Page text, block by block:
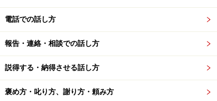
ためのポイントをご紹介します。
※記事内容は執筆時点のものです。最新の内容をご確認くださ
い。
1/2
電話での話し方
報告・連絡・相談での話し方
説得する・納得させる話し方
褒め方・叱り方、謝り方・頼み方